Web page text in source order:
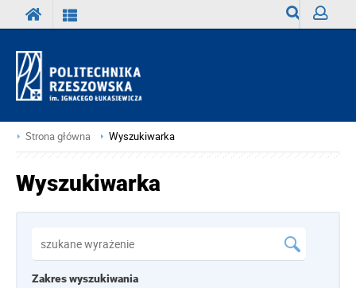
Strona główna Wyszukiwarka
Wyszukiwarka
Zakres wyszukiwania